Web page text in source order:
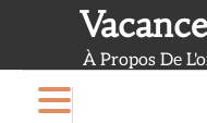
À Propos De